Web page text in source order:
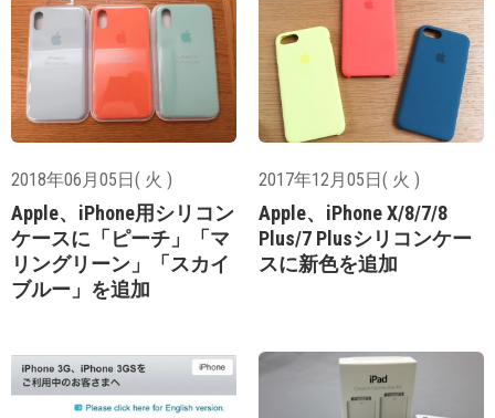
2018年06月05日( 火 )
Apple、iPhone用シリコン
ケースに「ピーチ」「マ
リングリーン」「スカイ
ブルー」を追加
2017年12月05日( 火 )
Apple、iPhone X/8/7/8
Plus/7 Plusシリコンケー
スに新色を追加